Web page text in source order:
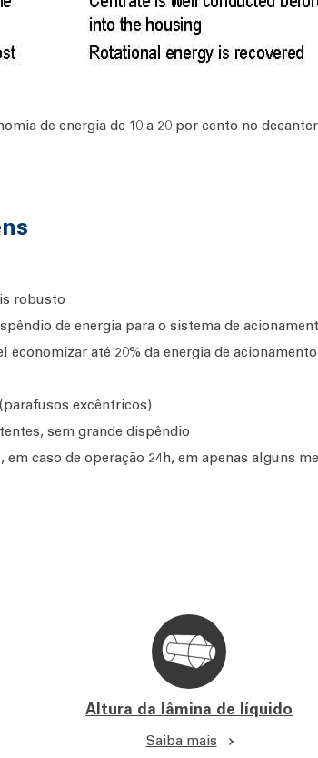
de energia de 10 a 20 por cento no decanter
robusto
de energia para o sistema de
até 20% da energia de
excêntricos)
sem grande dispêndio
caso de operação 24h, em apenas alguns
Altura da lâmina de líquido
Saiba mais